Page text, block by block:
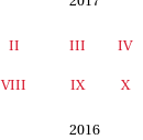
II III IV
VIII IX X
2016